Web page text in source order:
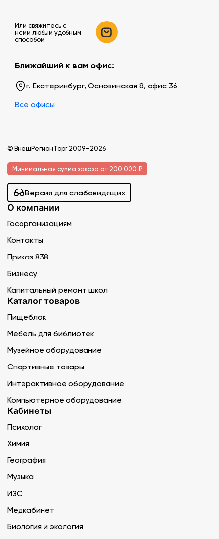
Или свяжитесь c
нами любым удобным
способом
Ближайший к вам офис:
г. Екатеринбург, Основинская 8, офис 36
Все офисы
© ВнешРегионТорг 2009—2026
Минимальная сумма заказа от 200 000 ₽
Версия для слабовидящих
О компании
Госорганизациям
Контакты
Приказ 838
Бизнесу
Капитальный ремонт школ
Каталог товаров
Пищеблок
Мебель для библиотек
Музейное оборудование
Спортивные товары
Интерактивное оборудование
Компьютерное оборудование
Кабинеты
Психолог
Химия
География
Музыка
ИЗО
Медкабинет
Биология и экология